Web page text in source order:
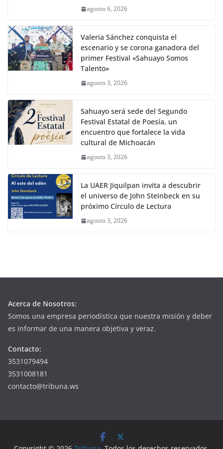
agosto 6, 2026
Valeria Sánchez conquista el
escenario y se corona ganadora del
primer Festival «Sahuayo Somos
Talento»
agosto 3, 2026
Sahuayo será sede del Segundo
Festival Estatal de Poesía, un
encuentro que fortalece la vida
cultural de Michoacán
agosto 3, 2026
La UAER Jiquilpan invita a descubrir
el universo de John Steinbeck en su
próximo Círculo de Lectura
agosto 3, 2026
Acerca de Nosotros:
Somos una empresa periodística que nuestra misión y deber
es informar de una manera objetiva y veraz.
Contacto:
3531079494
3531008181
contacto@tribuna.ws